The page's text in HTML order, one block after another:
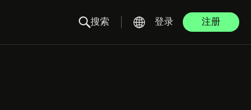
搜索 登录 注册